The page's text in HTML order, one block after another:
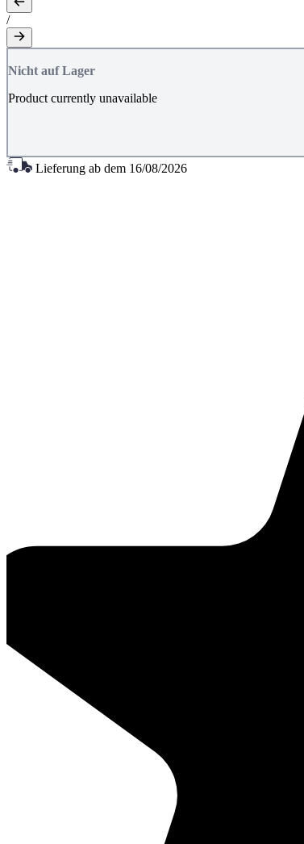
/
Nicht auf Lager
Product currently unavailable
Lieferung ab dem 16/08/2026